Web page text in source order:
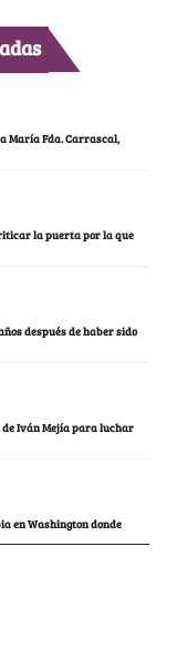
María Fda. Carrascal,
la puerta por la que
después de haber sido
Iván Mejía para luchar
en Washington donde